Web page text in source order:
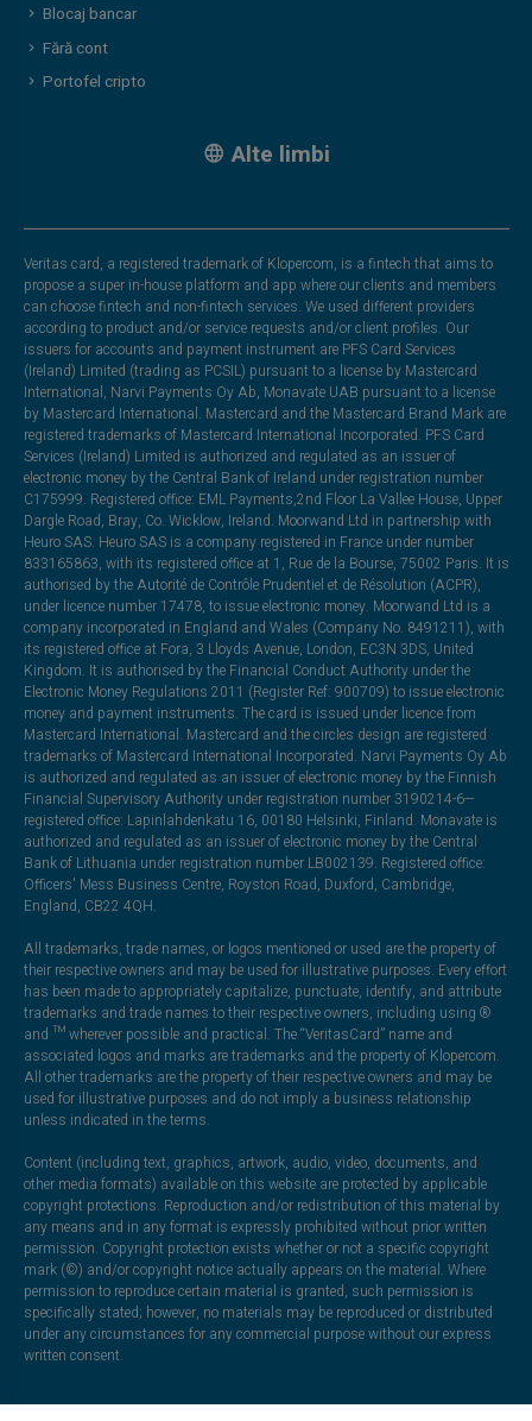
Blocaj bancar
Fără cont
Portofel cripto
Alte limbi
Veritas card, a registered trademark of Klopercom, is a fintech that aims to
propose a super in-house platform and app where our clients and members
can choose fintech and non-fintech services. We used different providers
according to product and/or service requests and/or client profiles. Our
issuers for accounts and payment instrument are PFS Card Services
(Ireland) Limited (trading as PCSIL) pursuant to a license by Mastercard
International, Narvi Payments Oy Ab, Monavate UAB pursuant to a license
by Mastercard International. Mastercard and the Mastercard Brand Mark are
registered trademarks of Mastercard International Incorporated. PFS Card
Services (Ireland) Limited is authorized and regulated as an issuer of
electronic money by the Central Bank of Ireland under registration number
C175999. Registered office: EML Payments,2nd Floor La Vallee House, Upper
Dargle Road, Bray, Co. Wicklow, Ireland. Moorwand Ltd in partnership with
Heuro SAS. Heuro SAS is a company registered in France under number
833165863, with its registered office at 1, Rue de la Bourse, 75002 Paris. It is
authorised by the Autorité de Contrôle Prudentiel et de Résolution (ACPR),
under licence number 17478, to issue electronic money. Moorwand Ltd is a
company incorporated in England and Wales (Company No. 8491211), with
its registered office at Fora, 3 Lloyds Avenue, London, EC3N 3DS, United
Kingdom. It is authorised by the Financial Conduct Authority under the
Electronic Money Regulations 2011 (Register Ref: 900709) to issue electronic
money and payment instruments. The card is issued under licence from
Mastercard International. Mastercard and the circles design are registered
trademarks of Mastercard International Incorporated. Narvi Payments Oy Ab
is authorized and regulated as an issuer of electronic money by the Finnish
Financial Supervisory Authority under registration number 3190214-6—
registered office: Lapinlahdenkatu 16, 00180 Helsinki, Finland. Monavate is
authorized and regulated as an issuer of electronic money by the Central
Bank of Lithuania under registration number LB002139. Registered office:
Officers' Mess Business Centre, Royston Road, Duxford, Cambridge,
England, CB22 4QH.
All trademarks, trade names, or logos mentioned or used are the property of
their respective owners and may be used for illustrative purposes. Every effort
has been made to appropriately capitalize, punctuate, identify, and attribute
trademarks and trade names to their respective owners, including using ®
and ™ wherever possible and practical. The “VeritasCard” name and
associated logos and marks are trademarks and the property of Klopercom.
All other trademarks are the property of their respective owners and may be
used for illustrative purposes and do not imply a business relationship
unless indicated in the terms.
Content (including text, graphics, artwork, audio, video, documents, and
other media formats) available on this website are protected by applicable
copyright protections. Reproduction and/or redistribution of this material by
any means and in any format is expressly prohibited without prior written
permission. Copyright protection exists whether or not a specific copyright
mark (©) and/or copyright notice actually appears on the material. Where
permission to reproduce certain material is granted, such permission is
specifically stated; however, no materials may be reproduced or distributed
under any circumstances for any commercial purpose without our express
written consent.